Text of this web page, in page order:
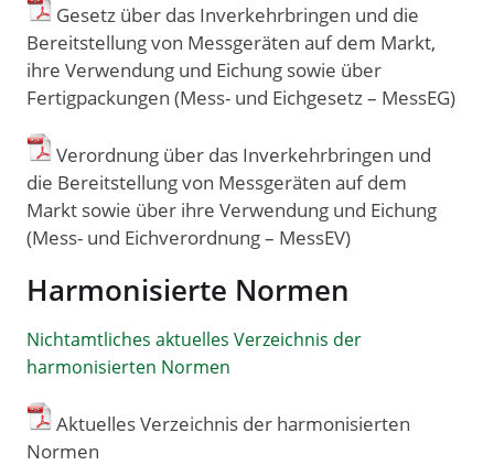
Gesetz über das Inverkehrbringen und die
Bereitstellung von Messgeräten auf dem Markt,
ihre Verwendung und Eichung sowie über
Fertigpackungen (Mess- und Eichgesetz – MessEG)
Verordnung über das Inverkehrbringen und
die Bereitstellung von Messgeräten auf dem
Markt sowie über ihre Verwendung und Eichung
(Mess- und Eichverordnung – MessEV)
Harmonisierte Normen
Nichtamtliches aktuelles Verzeichnis der
harmonisierten Normen
Aktuelles Verzeichnis der harmonisierten
Normen